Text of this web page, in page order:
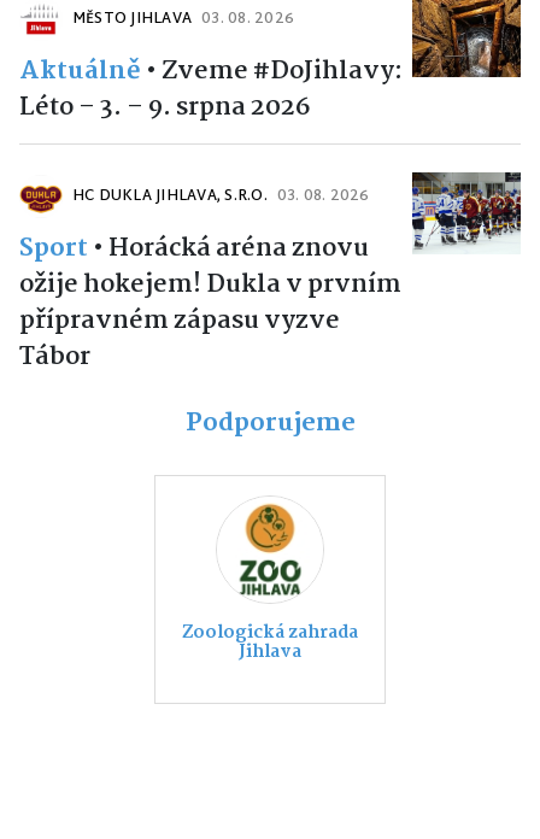
MĚSTO JIHLAVA 03. 08. 2026
Aktuálně • Zveme #DoJihlavy:
Léto – 3. – 9. srpna 2026
HC DUKLA JIHLAVA, S.R.O. 03. 08. 2026
Sport • Horácká aréna znovu
ožije hokejem! Dukla v prvním
přípravném zápasu vyzve
Tábor
Podporujeme
Zoologická zahrada
Jihlava